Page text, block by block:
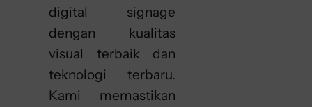
digital signage
dengan kualitas
visual terbaik dan
teknologi terbaru.
Kami memastikan